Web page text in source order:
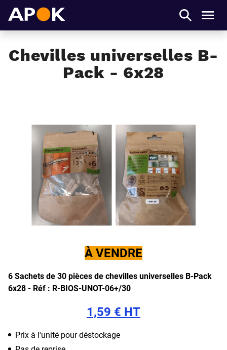
Chevilles universelles B-
Pack - 6x28
À VENDRE
6 Sachets de 30 pièces de chevilles universelles B-Pack
6x28 - Réf : R-BIOS-UNOT-06+/30
1,59 € HT
Prix à l'unité pour déstockage